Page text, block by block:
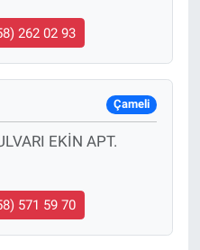
262 02 93
Çameli
EKİN APT.
571 59 70